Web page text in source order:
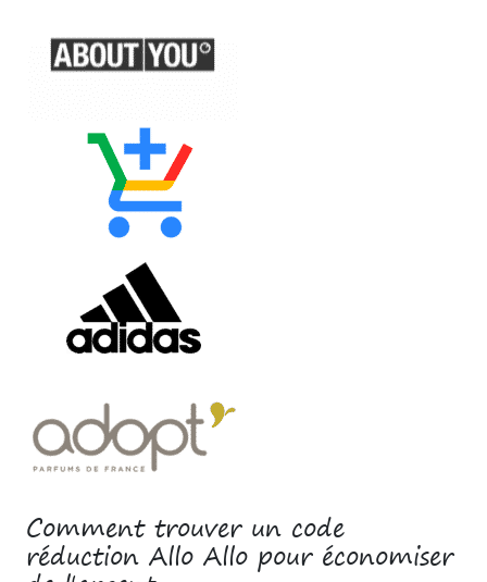
Comment trouver un code
réduction Allo Allo pour économiser